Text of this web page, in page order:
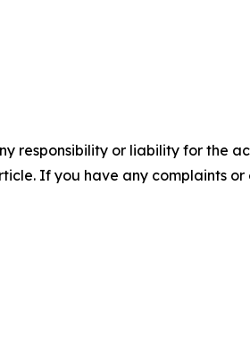
responsibility or liability for the
If you have any complaints or